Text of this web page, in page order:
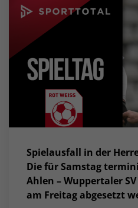
Spielausfall in der
Die für Samstag
Ahlen – Wuppertaler
am Freitag abgesetzt